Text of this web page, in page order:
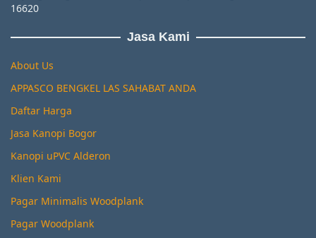
16620
Jasa Kami
About Us
APPASCO BENGKEL LAS SAHABAT ANDA
Daftar Harga
Jasa Kanopi Bogor
Kanopi uPVC Alderon
Klien Kami
Pagar Minimalis Woodplank
Pagar Woodplank